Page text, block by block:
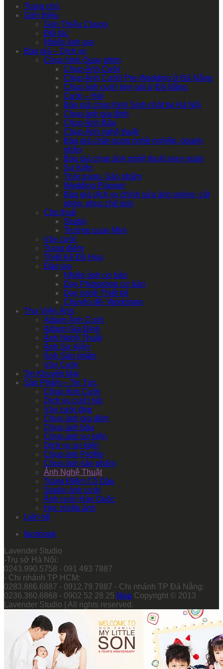
Trang chủ
Giới thiệu
Giới Thiệu Chung
Đối tác
Nhiếp ảnh gia
Báo giá – Dịch vụ
Chụp hình Quay phim
Chụp Ảnh Cưới
Chụp Ảnh Cưới| Pre-Wedding ở Đà Nẵng
Chụp ảnh cưới trọn gói ở Đà Nẵng
Cưới – Hỏi
Báo giá chụp hình Sinh nhật tại Hà Nội
Chụp ảnh gia đình
Chụp Ảnh Bầu
Chụp Ảnh nghệ thuật
Báo giá chân dung nghề nghiệp, doanh
nhân
Báo giá chụp ảnh nghệ thuật sexy nude
Sự Kiện
Thời trang- Sản phẩm
Wedding Planner
Báo giá dịch vụ chỉnh sửa ảnh online, cắt
ghép, phục chế ảnh
Cho thuê
Studio
Trường quay Mini
Váy cưới
Trang điểm
Thiết Kế Đồ Họa
Đào tạo
Nhiếp ảnh cơ bản
Dạy Photoshop cơ bản
Dạy nghề Thiết kế
Chuyên đề- Workshop
Thư Viện Ảnh
Album Ảnh Cưới
Album Gia Đình
Ảnh Nghệ Thuật
Ảnh Sự Kiện
Ảnh Sản phẩm
Váy Cưới
Tin Khuyến Mại
Sản Phẩm – Tin Tức
Chụp Ảnh Cưới
Dịch vụ cưới hỏi
Váy cưới đẹp
Chụp ảnh gia đình
Chụp ảnh bầu
Chụp ảnh sự kiện
Dịch vụ sự kiện
Chụp ảnh Profile
Chụp ảnh sản phẩm
Ảnh Nghệ Thuật
Trang Điểm Cô Dâu
Studio ảnh cưới
Ảnh cưới Hàn Quốc
Học nhiếp ảnh
Liên hệ
facebook
Lavender Studio
-Trụ sở Hà Nội:
0243.990.5758 - 091 493 7887
- Chi nhánh TP HCM:
0283.886.6887 - 0912.79.7887 - Chi nhánh TP Đà Nẵng:
0236.360.6868 - 0902 52 28 25 Map Copyright © 2013
Lavender Studio | All rights reserved.